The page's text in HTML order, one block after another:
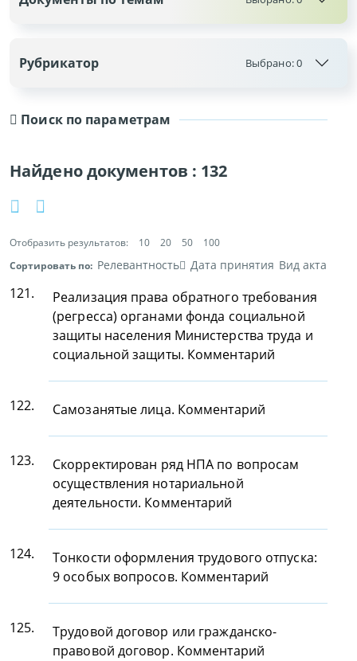
Поиск по параметрам
Найдено документов : 132
Отобразить результатов: 10 20 50
100
Сортировать по: Релевантность Дата принятия Вид акта
121.
Реализация права обратного требования
(регресса) органами фонда социальной
защиты населения Министерства труда и
социальной защиты. Комментарий
122. Самозанятые лица. Комментарий
123.
Скорректирован ряд НПА по вопросам
осуществления нотариальной
деятельности. Комментарий
124.
Тонкости оформления трудового отпуска:
9 особых вопросов. Комментарий
125.
Трудовой договор или гражданско-
правовой договор. Комментарий
Рубрикатор Выбрано:0